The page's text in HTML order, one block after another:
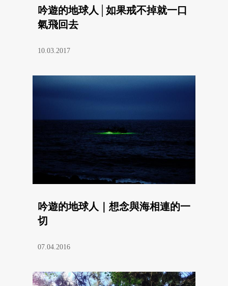
吟遊的地球人│如果戒不掉就一口
氣飛回去
10.03.2017
吟遊的地球人｜想念與海相連的一
切
07.04.2016